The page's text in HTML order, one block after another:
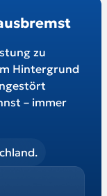
zu
Hintergrund
– immer